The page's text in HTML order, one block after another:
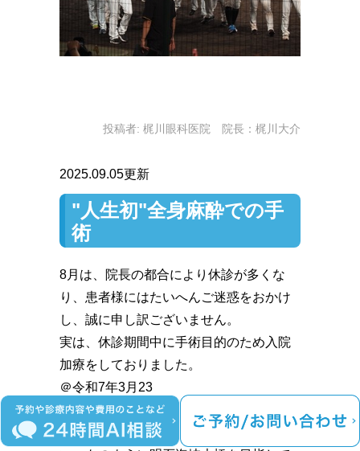
投稿者: 梶川眼科医院 院長：梶川大介
2025.09.05更新
"人生初"全身麻酔での手
術
8月は、院長の都合により休診が多くな
り、患者様にはたいへんご迷惑をおかけ
し、誠に申し訳ございません。
実は、休診期間中に手術目的のため入院
加療をしておりました。
＠令和7年3月23
日